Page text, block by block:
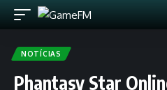
NOTÍCIAS
Phantasy Star